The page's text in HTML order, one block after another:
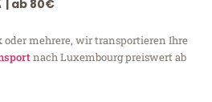
| ab 80€
oder mehrere, wir transportieren Ihre
nach Luxembourg preiswert ab